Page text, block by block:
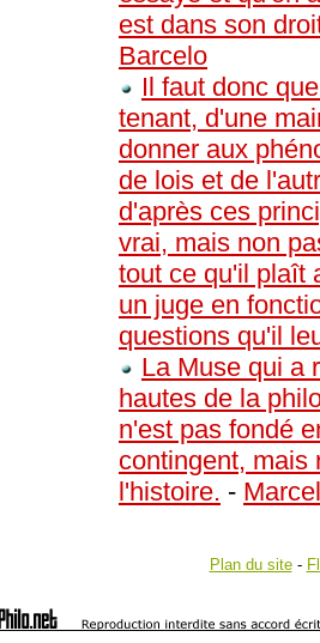
est dans son
Barcelo
Il faut donc
tenant, d'une
donner aux
de lois et de
d'après ces
vrai, mais non
tout ce qu'il plaît
un juge en
questions qu'il
La Muse qui a
hautes de la
n'est pas fondé
contingent, mais
l'histoire. -
Plan du site-